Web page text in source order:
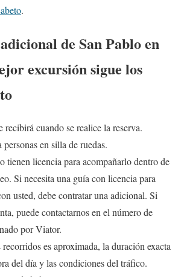
.
de San Pablo en
excursión sigue los
cuando se realice la reserva.
personas en silla de ruedas.
tienen licencia para acompañarlo dentro de
Si necesita una guía con licencia para
usted, debe contratar una adicional. Si
puede contactarnos en el número de
por Viator.
es aproximada, la duración exacta
del día y las condiciones del tráfico.